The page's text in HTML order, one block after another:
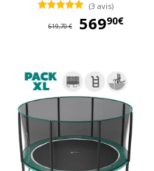
(3 avis)
619,70 € 56990€